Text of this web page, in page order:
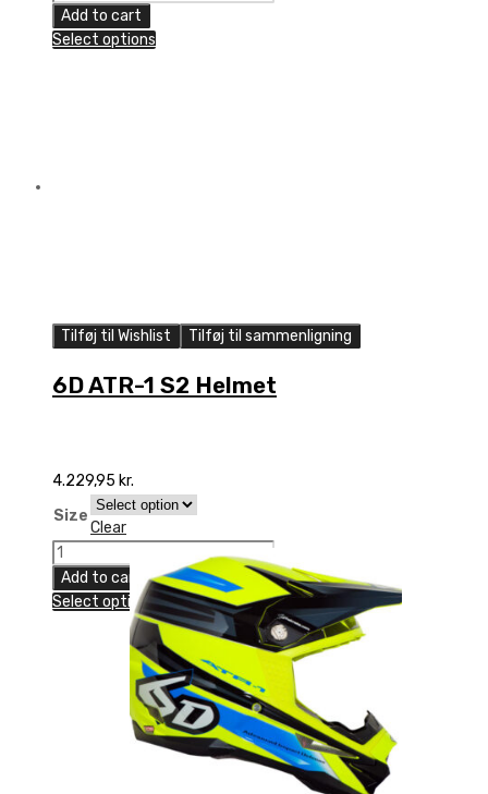
ATR-
1
Add to cart
Select options
Tilføj til Wishlist Tilføj til sammenligning
6D ATR-1 S2 Helmet
4.229,95 kr.
Size
Clear
6D
ATR-
1
Add to cart
Select options